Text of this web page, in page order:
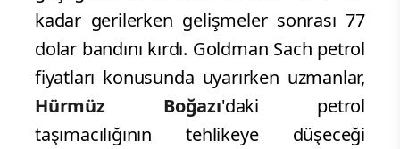
kadar gerilerken gelişmeler sonrası 77
dolar bandını kırdı. Goldman Sach petrol
fiyatları konusunda uyarırken uzmanlar,
Hürmüz
Boğazı​'daki petrol
taşımacılığının tehlikeye düşeceği